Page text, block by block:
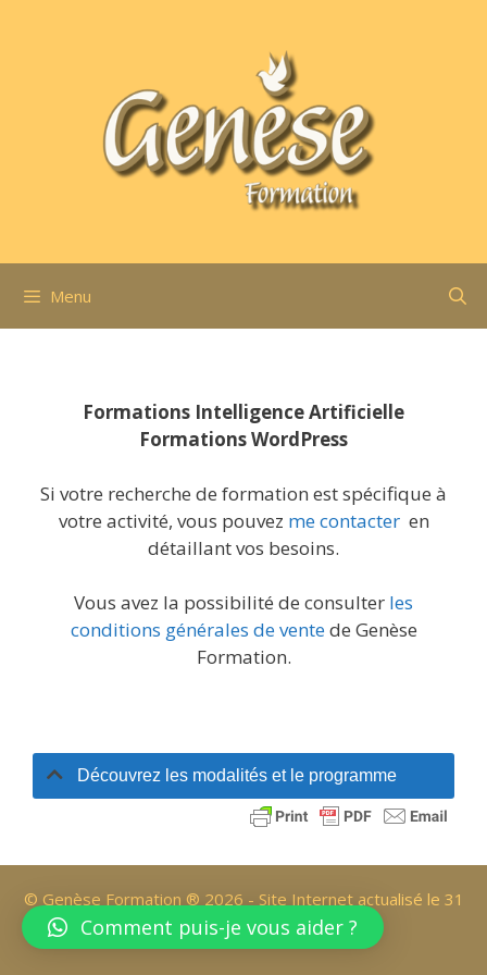
Menu
Formations Intelligence Artificielle
Formations WordPress
Si votre recherche de formation est spécifique à
votre activité, vous pouvez me contacter en
détaillant vos besoins.
Vous avez la possibilité de consulter les
conditions générales de ventede Genèse
Formation.
Découvrez les modalités et le programme
© Genèse Formation ® 2026 - Site Internet actualisé le 31
Juillet 2026
Comment puis-je vous aider ?